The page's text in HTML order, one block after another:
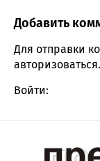
Добавить
Для отправки
авторизоваться.
Войти: